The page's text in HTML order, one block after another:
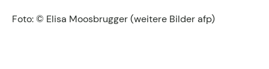
Foto: © Elisa Moosbrugger (weitere Bilder afp)